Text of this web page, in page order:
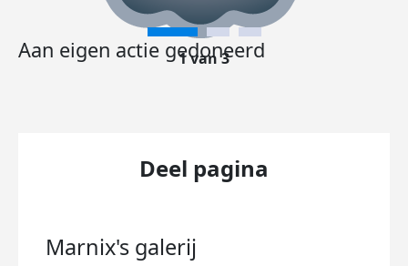
Aan eigen actie gedoneerd
1 van 3
Deel pagina
Marnix's galerij